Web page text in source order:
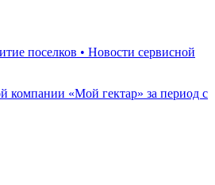
поселков • Новости сервисной
компании «Мой гектар» за период с